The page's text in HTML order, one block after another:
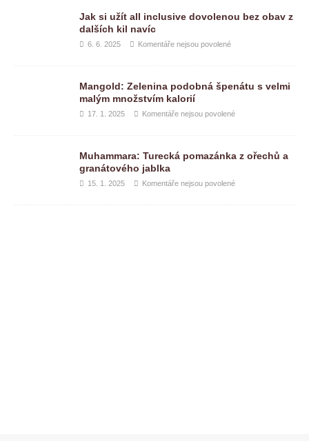
Jak si užít all inclusive dovolenou bez obav z
dalších kil navíc
6. 6. 2025 Komentáře nejsou povolené
Mangold: Zelenina podobná špenátu s velmi
malým množstvím kalorií
17. 1. 2025 Komentáře nejsou povolené
Muhammara: Turecká pomazánka z ořechů a
granátového jablka
15. 1. 2025 Komentáře nejsou povolené